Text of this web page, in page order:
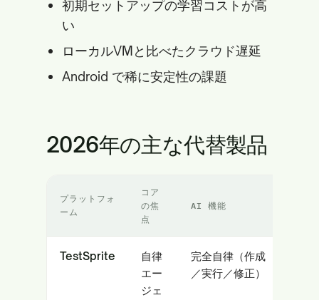
初期セットアップの学習コストが高
い
ローカルVMと比べたクラウド遅延
Android で稀に安定性の課題
2026年の主な代替製品
プラットフォ
ーム
コア
の焦
点
AI 機能
TestSprite
自律
エー
ジェ
完全自律（作成
／実行／修正）